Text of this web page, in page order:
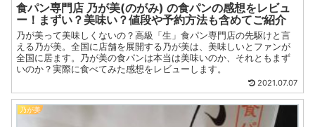
食パン専門店 乃が美(のがみ) の食パンの感想をレビュ
ー！まずい？美味い？値段や予約方法も含めてご紹介
乃が美って美味しくないの？高級「生」食パン専門店の先駆けと言
える乃が美。全国に店舗を展開する乃が美は、美味しいとファンが
全国に居ます。乃が美の食パンは本当は美味いのか、それともまず
いのか？実際に食べてみた感想をレビューします。
2021.07.07
乃が美